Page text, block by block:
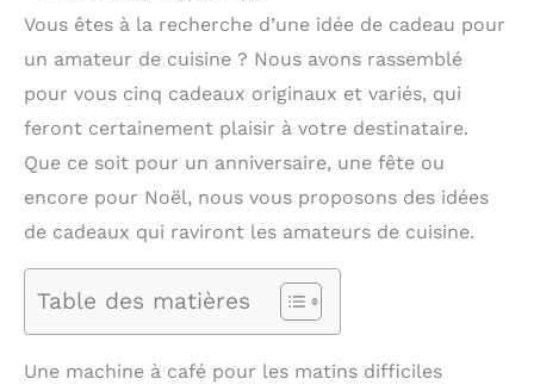
Vous êtes à la recherche d’une idée de cadeau pour
un amateur de cuisine ? Nous avons rassemblé
pour vous cinq cadeaux originaux et variés, qui
feront certainement plaisir à votre destinataire.
Que ce soit pour un anniversaire, une fête ou
encore pour Noël, nous vous proposons des idées
de cadeaux qui raviront les amateurs de cuisine.
Table des matières
Une machine à café pour les matins difficiles